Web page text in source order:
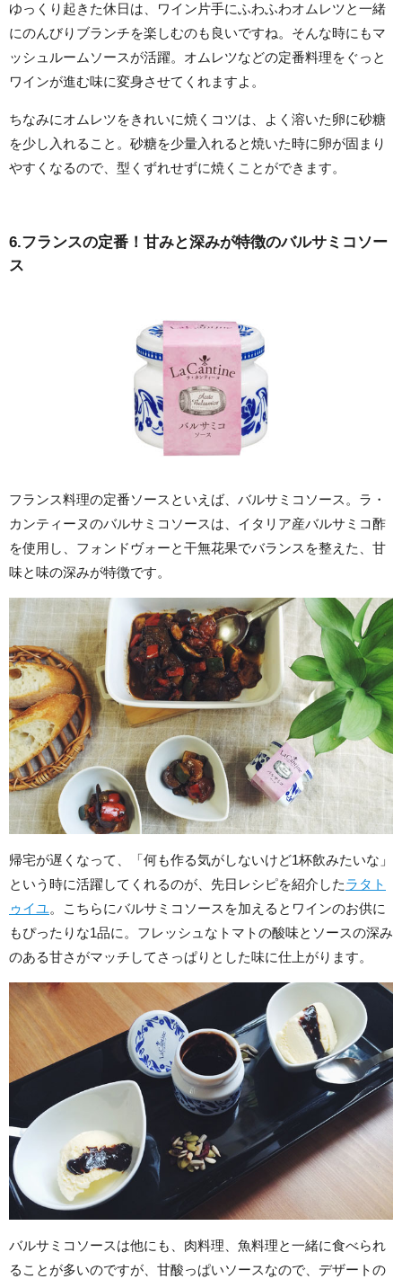
ゆっくり起きた休日は、ワイン片手にふわふわオムレツと一緒
にのんびりブランチを楽しむのも良いですね。そんな時にもマ
ッシュルームソースが活躍。オムレツなどの定番料理をぐっと
ワインが進む味に変身させてくれますよ。
ちなみにオムレツをきれいに焼くコツは、よく溶いた卵に砂糖
を少し入れること。砂糖を少量入れると焼いた時に卵が固まり
やすくなるので、型くずれせずに焼くことができます。
6.フランスの定番！甘みと深みが特徴のバルサミコソー
ス
フランス料理の定番ソースといえば、バルサミコソース。ラ・
カンティーヌのバルサミコソースは、イタリア産バルサミコ酢
を使用し、フォンドヴォーと干無花果でバランスを整えた、甘
味と味の深みが特徴です。
帰宅が遅くなって、「何も作る気がしないけど1杯飲みたいな」
という時に活躍してくれるのが、先日レシピを紹介したラタト
ゥイユ。こちらにバルサミコソースを加えるとワインのお供に
もぴったりな1品に。フレッシュなトマトの酸味とソースの深み
のある甘さがマッチしてさっぱりとした味に仕上がります。
バルサミコソースは他にも、肉料理、魚料理と一緒に食べられ
ることが多いのですが、甘酸っぱいソースなので、デザートの